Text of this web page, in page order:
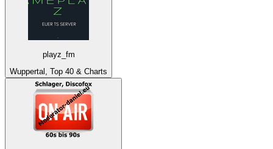
playz_fm
Wuppertal, Top 40 & Charts